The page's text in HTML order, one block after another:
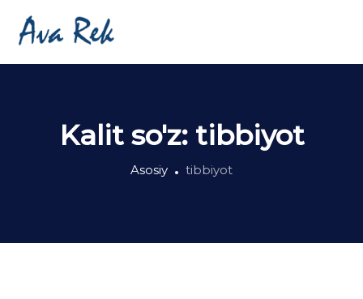
Kalit so'z: tibbiyot
Asosiy tibbiyot